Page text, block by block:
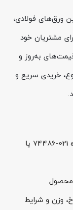
ورق‌های فولادی،
مشتریان خود
به‌روز و
خریدی سریع و
تماس با کارشناسان فروش از طریق شماره 021-74486 یا
محصول
وزن و شرایط